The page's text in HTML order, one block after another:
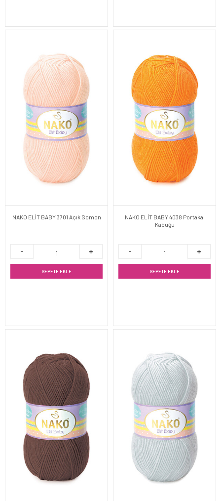
NAKO ELİT BABY 3701 Açık Somon
SEPETE EKLE
NAKO ELİT BABY 4038 Portakal
Kabuğu
SEPETE EKLE